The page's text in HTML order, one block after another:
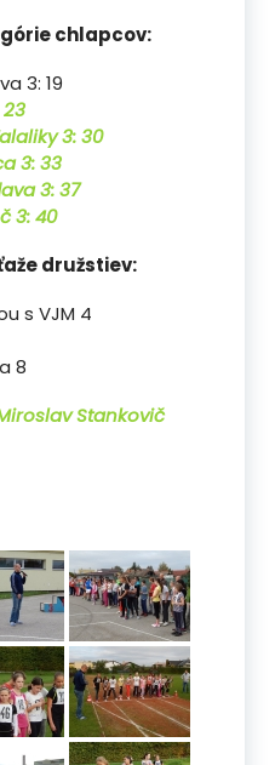
chlapcov:
3: 19
3: 30
3: 33
3: 37
3: 40
družstiev:
s VJM 4
8
Stankovič